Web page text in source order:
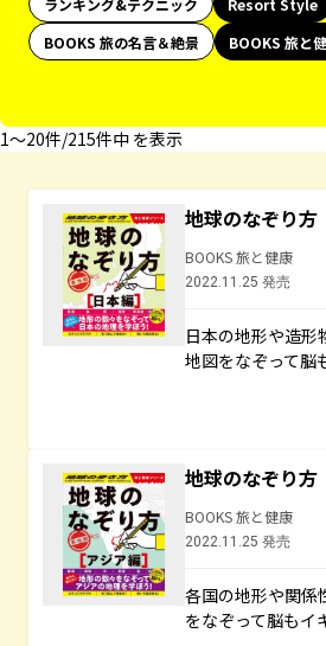
BOOKS 旅の名言＆絶景
BOOKS 旅と
1〜20件/215件中 を表示
地球のなぞり
BOOKS 旅と健康
2022.11.25 発売
日本の地形や造
地図をなぞって脳
地球のなぞり
BOOKS 旅と健康
2022.11.25 発売
各国の地形や関係
をなぞって脳もイ